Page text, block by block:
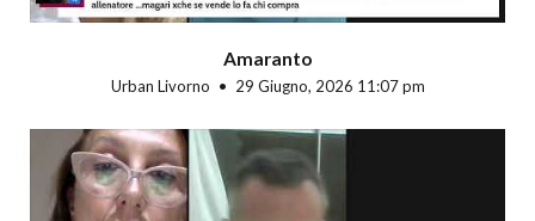
Amaranto
Urban Livorno 29 Giugno, 2026 11:07 pm